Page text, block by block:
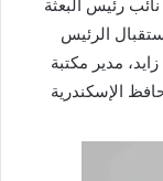
نائب رئيس البعثة
الرئيس
مدير مكتبة
الإسكندرية